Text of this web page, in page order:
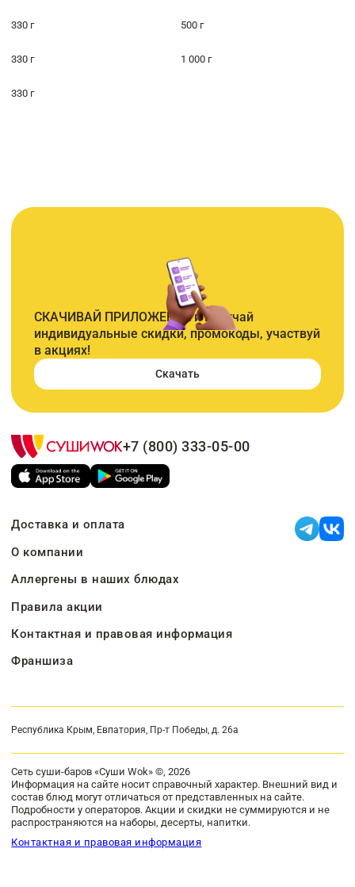
330 г 500 г
330 г 1 000 г
330 г
СКАЧИВАЙ ПРИЛОЖЕНИЕ и получай
индивидуальные скидки, промокоды, участвуй
в акциях!
Скачать
+7 (800) 333-05-00
Доставка и оплата
О компании
Аллергены в наших блюдах
Правила акции
Контактная и правовая информация
Франшиза
Республика Крым, Евпатория, Пр-т Победы, д. 26а
Сеть суши-баров «Суши Wok» ©, 2026
Информация на сайте носит справочный характер. Внешний вид и
состав блюд могут отличаться от представленных на сайте.
Подробности у операторов. Акции и скидки не суммируются и не
распространяются на наборы, десерты, напитки.
Контактная и правовая информация